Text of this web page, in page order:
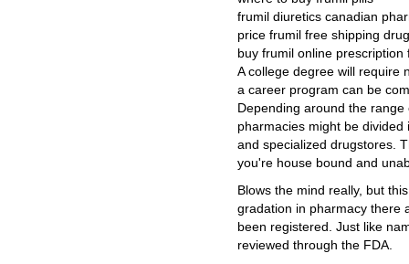
frumil diuretics canadian
price frumil free shipping drug
buy frumil online prescription
A college degree will require
a career program can be
Depending around the
pharmacies might be
and specialized drugstores.
you're house bound and
Blows the mind really, but
gradation in pharmacy there
been registered. Just like
reviewed through the FDA.